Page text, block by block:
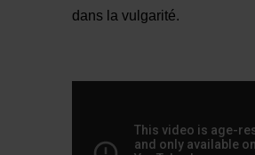
dans la vulgarité.